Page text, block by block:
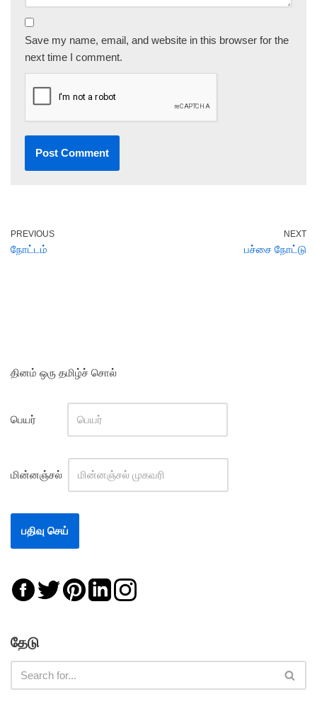
Save my name, email, and website in this browser for the
next time I comment.
PREVIOUS
நோட்டம்
NEXT
பச்சை நோட்டு
தினம் ஒரு தமிழ்ச் சொல்
பெயர்
மின்னஞ்சல்
தேடு